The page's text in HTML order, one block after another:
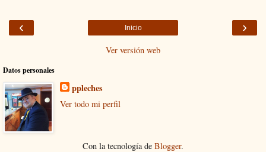
‹ ›
Inicio
Ver versión web
Datos personales
ppleches
Ver todo mi perfil
Con la tecnología de Blogger.